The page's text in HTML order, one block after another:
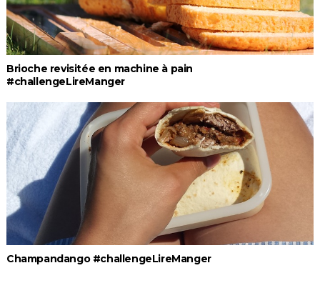
Brioche revisitée en machine à pain
#challengeLireManger
Champandango #challengeLireManger